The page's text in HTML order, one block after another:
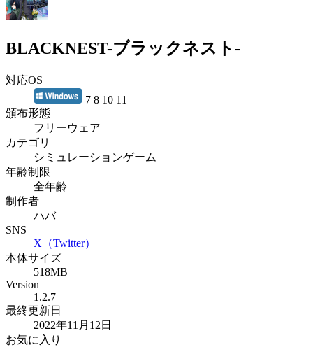
BLACKNEST-ブラックネスト-
対応OS
7 8 10 11
頒布形態
フリーウェア
カテゴリ
シミュレーションゲーム
年齢制限
全年齢
制作者
ハバ
SNS
X（Twitter）
本体サイズ
518MB
Version
1.2.7
最終更新日
2022年11月12日
お気に入り